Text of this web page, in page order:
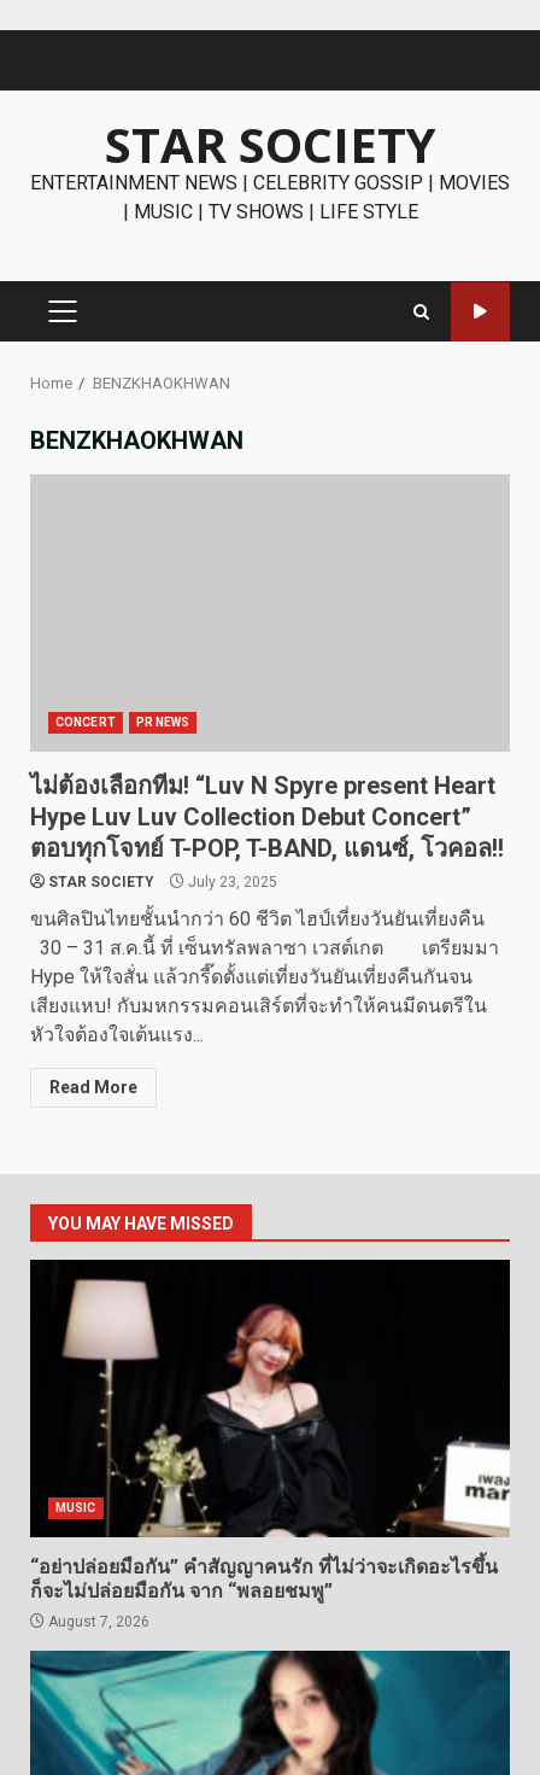
STAR SOCIETY
ENTERTAINMENT NEWS | CELEBRITY GOSSIP | MOVIES
| MUSIC | TV SHOWS | LIFE STYLE
PRIMARY
Home BENZKHAOKHWAN
BENZKHAOKHWAN
CONCERT PR NEWS
ไม่ต้องเลือกทีม! “Luv N Spyre present Heart
Hype Luv Luv Collection Debut Concert”
ตอบทุกโจทย์ T-POP, T-BAND, แดนซ์, โวคอล!!
STAR SOCIETY July 23, 2025
ขนศิลปินไทยชั้นนำกว่า 60 ชีวิต ไฮป์เที่ยงวันยันเที่ยงคืน
30 – 31 ส.ค.นี้ ที่ เซ็นทรัลพลาซา เวสต์เกต เตรียมมา
Hype ให้ใจสั่น แล้วกรี๊ดตั้งแต่เที่ยงวันยันเที่ยงคืนกันจน
เสียงแหบ! กับมหกรรมคอนเสิร์ตที่จะทำให้คนมีดนตรีใน
หัวใจต้องใจเต้นแรง...
Read More
YOU MAY HAVE MISSED
MUSIC
“อย่าปล่อยมือกัน” คำสัญญาคนรัก ที่ไม่ว่าจะเกิดอะไรขึ้น
ก็จะไม่ปล่อยมือกัน จาก “พลอยชมพู”
August 7, 2026